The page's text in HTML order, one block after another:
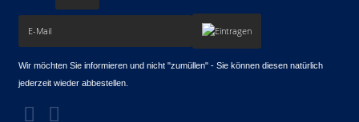
Wir möchten Sie informieren und nicht "zumüllen" - Sie können diesen natürlich
jederzeit wieder abbestellen.